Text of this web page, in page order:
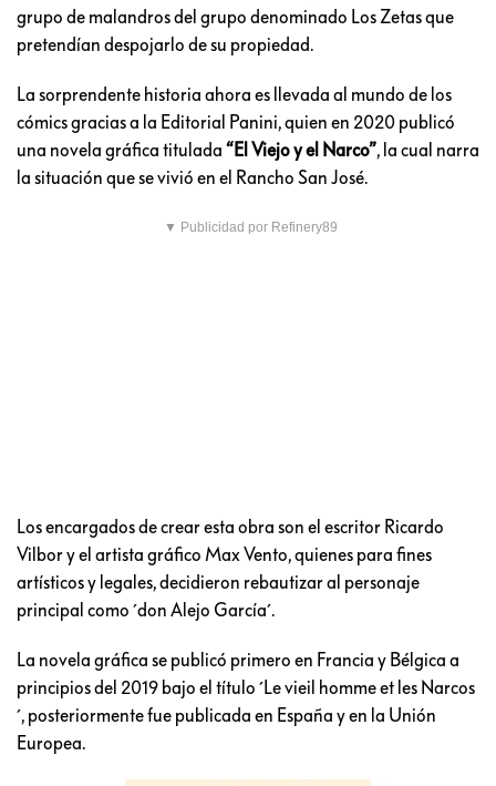
grupo de malandros del grupo denominado Los Zetas que
pretendían despojarlo de su propiedad.
La sorprendente historia ahora es llevada al mundo de los
cómics gracias a la Editorial Panini, quien en 2020 publicó
una novela gráfica titulada “El Viejo y el Narco”, la cual narra
la situación que se vivió en el Rancho San José.
▼ Publicidad por Refinery89
Los encargados de crear esta obra son el escritor Ricardo
Vilbor y el artista gráfico Max Vento, quienes para fines
artísticos y legales, decidieron rebautizar al personaje
principal como ´don Alejo García´.
La novela gráfica se publicó primero en Francia y Bélgica a
principios del 2019 bajo el título ´Le vieil homme et les Narcos
´, posteriormente fue publicada en España y en la Unión
Europea.